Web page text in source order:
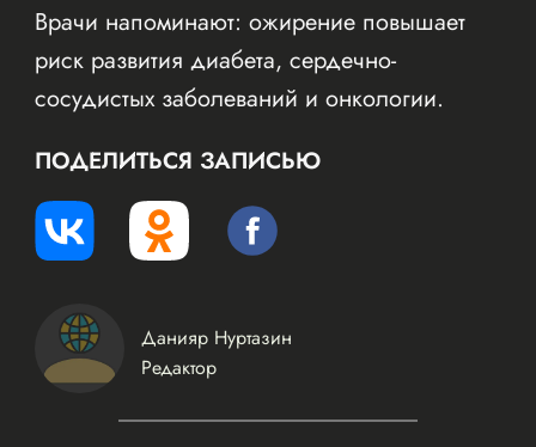
Врачи напоминают: ожирение повышает
риск развития диабета, сердечно-
сосудистых заболеваний и онкологии.
ПОДЕЛИТЬСЯ ЗАПИСЬЮ
Данияр Нуртазин
Редактор